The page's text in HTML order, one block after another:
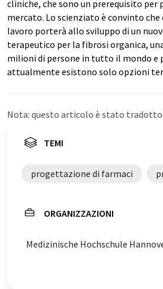
cliniche, che sono un prerequisito per
mercato. Lo scienziato è convinto
lavoro porterà allo sviluppo di un
terapeutico per la fibrosi organica,
milioni di persone in tutto il mondo e
attualmente esistono solo opzioni
Nota: questo articolo è stato
offre queste traduzioni automatiche
articolo è stato tradotto con
possibile che contenga errori di
trovato
qui.
TEMI
progettazione di farmaci
ORGANIZZAZIONI
Medizinische Hochschule